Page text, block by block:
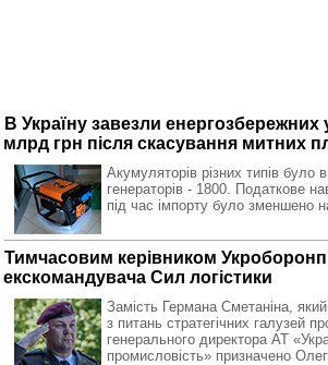
В Україну завезли енергозбережних
млрд грн після скасування митних
Акумуляторів різних типів було
генераторів - 1800. Податкове
під час імпорту було зменшено
Тимчасовим керівником
екскомандувача Сил логістики
Замість Германа Сметаніна,
з питань стратегічних галузей
генерального директора АТ
промисловість» призначено